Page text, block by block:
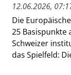
12.06.2026,
Die
25 Basispunkte
Schweizer
das Spielfeld: